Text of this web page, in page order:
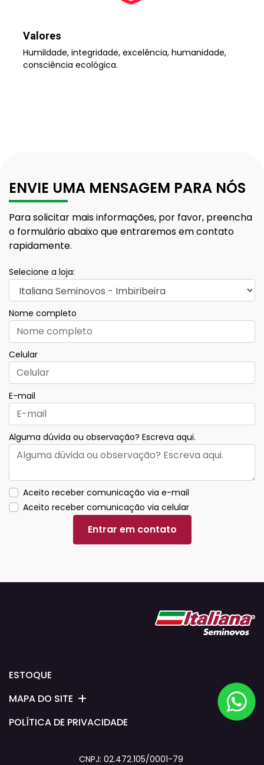
Valores
Humildade, integridade, excelência, humanidade,
consciência ecológica.
ENVIE UMA MENSAGEM PARA NÓS
Para solicitar mais informações, por favor, preencha
o formulário abaixo que entraremos em contato
rapidamente.
Selecione a loja:
Nome completo
Celular
E-mail
Alguma dúvida ou observação? Escreva aqui.
Aceito receber comunicação via e-mail
Aceito receber comunicação via celular
Entrar em contato
ESTOQUE
MAPA DO SITE
POLÍTICA DE PRIVACIDADE
CNPJ: 02.472.105/0001-79